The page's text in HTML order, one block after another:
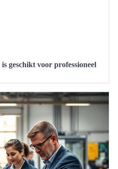
geschikt voor professioneel